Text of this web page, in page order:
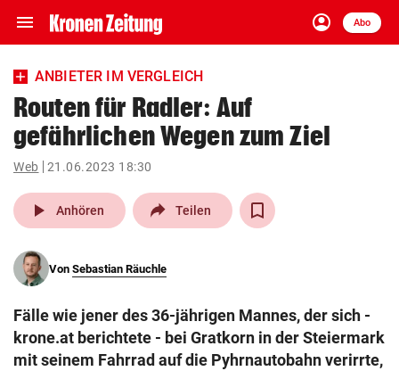
menu Navigation
ein-/ausklappen
account_circle
Anmelden
Abo
close Schließen
account_circle Anmelden
arrow_right
pin_drop
Wien arrow_right
search
eingeben
ANBIETER IM VERGLEICH
Routen für Radler: Auf
gefährlichen Wegen zum Ziel
Web 21.06.2023 18:30
play_arrow Anhören Teilen
Von Sebastian Räuchle
Fälle wie jener des 36-jährigen Mannes, der sich -
krone.at berichtete - bei Gratkorn in der Steiermark
mit seinem Fahrrad auf die Pyhrnautobahn verirrte,